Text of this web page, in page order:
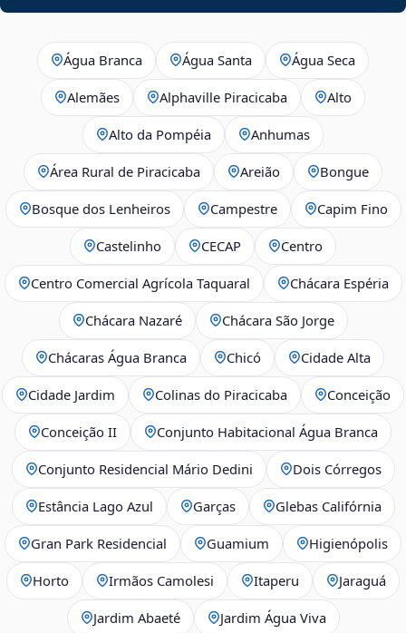
Água Branca Água Santa Água Seca
Alemães Alphaville Piracicaba Alto
Alto da Pompéia Anhumas
Área Rural de Piracicaba Areião Bongue
Bosque dos Lenheiros Campestre Capim Fino
Castelinho CECAP Centro
Centro Comercial Agrícola Taquaral Chácara Espéria
Chácara Nazaré Chácara São Jorge
Chácaras Água Branca Chicó Cidade Alta
Cidade Jardim Colinas do Piracicaba Conceição
Conceição II Conjunto Habitacional Água Branca
Conjunto Residencial Mário Dedini Dois Córregos
Estância Lago Azul Garças Glebas Califórnia
Gran Park Residencial Guamium Higienópolis
Horto Irmãos Camolesi Itaperu Jaraguá
Jardim Abaeté Jardim Água Viva